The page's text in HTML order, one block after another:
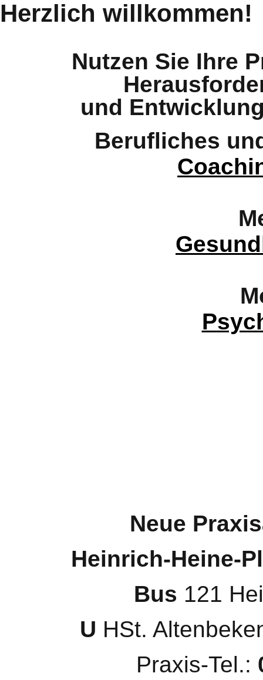
Herzlich willkommen!
Nutzen Sie Ihre
und
Berufliches
Neue
Heinrich-Heine-
Bus 121
U HSt.
Praxis-Tel.: